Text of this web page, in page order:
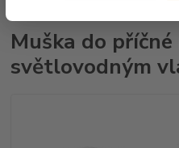
Muška do
světlovodným